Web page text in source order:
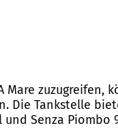
Mare
Die Tankstelle
Senza Piombo